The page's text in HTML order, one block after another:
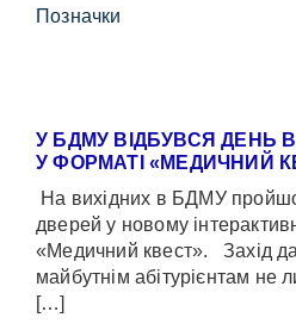
Позначки
У БДМУ ВІДБУВСЯ ДЕНЬ
У ФОРМАТІ «МЕДИЧНИЙ
На вихідних в БДМУ
дверей у новому
«Медичний квест». Захід
майбутнім абітурієнтам не
[…]